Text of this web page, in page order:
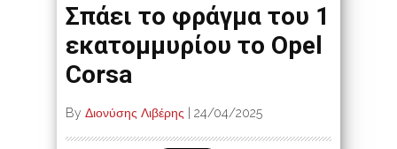
Σπάει το φράγμα του 1
εκατομμυρίου το Opel
Corsa
By Διονύσης Λιβέρης | 24/04/2025